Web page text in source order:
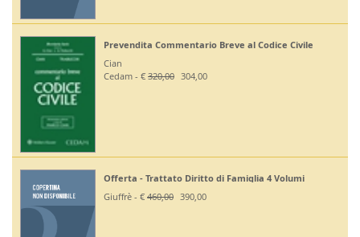
Prevendita Commentario Breve al Codice Civile
Cian
Cedam - € 320,00 304,00
Offerta - Trattato Diritto di Famiglia 4 Volumi
Giuffrè - € 460,00 390,00